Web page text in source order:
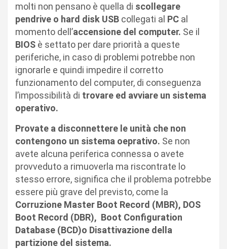
molti non pensano è quella di scollegare
pendrive o hard disk USB collegati al PC al
momento dell’accensione del computer. Se il
BIOS è settato per dare priorità a queste
periferiche, in caso di problemi potrebbe non
ignorarle e quindi impedire il corretto
funzionamento del computer, di conseguenza
l’impossibilità di trovare ed avviare un sistema
operativo.
Provate a disconnettere le unità che non
contengono un sistema oeprativo. Se non
avete alcuna periferica connessa o avete
provveduto a rimuoverla ma riscontrate lo
stesso errore, significa che il problema potrebbe
essere più grave del previsto, come la
Corruzione Master Boot Record (MBR), DOS
Boot Record (DBR), Boot Configuration
Database (BCD)o Disattivazione della
partizione del sistema.